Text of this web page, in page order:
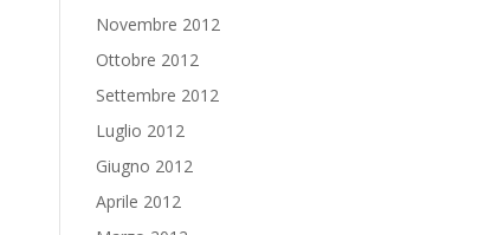
Novembre 2012
Ottobre 2012
Settembre 2012
Luglio 2012
Giugno 2012
Aprile 2012